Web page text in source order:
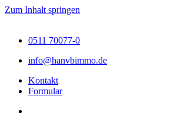
Zum Inhalt springen
0511 70077-0
info@hanvbimmo.de
Kontakt
Formular